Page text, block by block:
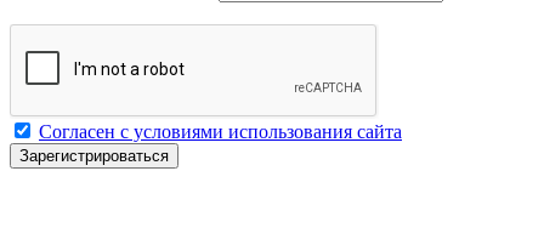
Согласен с условиями использования сайта